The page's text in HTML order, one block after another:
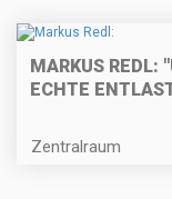
MARKUS REDL:
ECHTE
Zentralraum